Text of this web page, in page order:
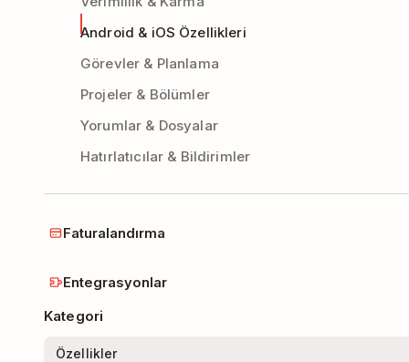
Android & iOS Özellikleri
Görevler & Planlama
Projeler & Bölümler
Yorumlar & Dosyalar
Hatırlatıcılar & Bildirimler
Faturalandırma
Entegrasyonlar
Kategori